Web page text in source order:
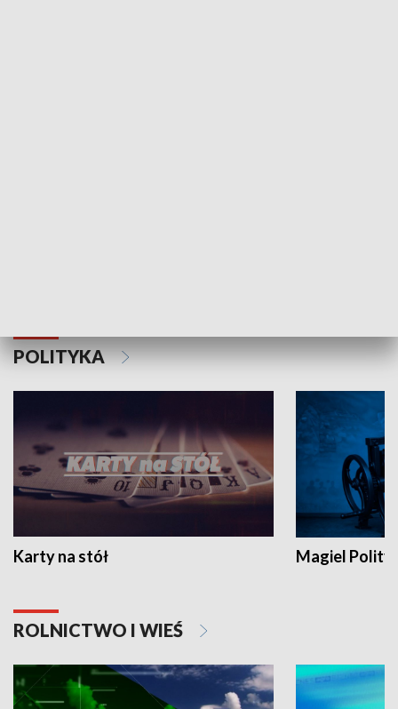
POLITYKA
Karty na stół Magiel
ROLNICTWO I WIEŚ